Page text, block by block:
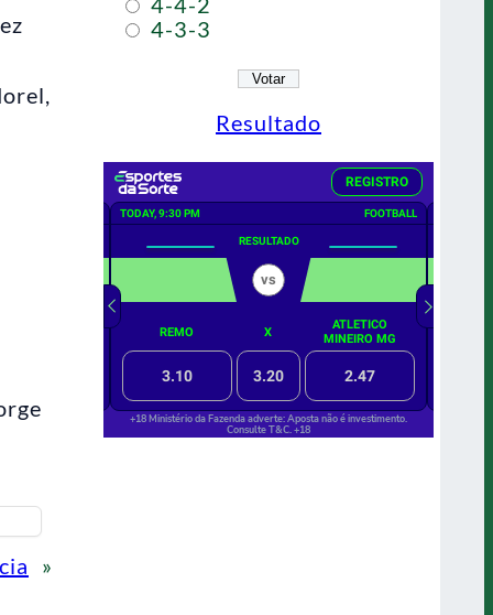
»
4-3-3
Resultado